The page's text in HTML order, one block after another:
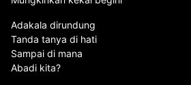
Adakala dirundung
Tanda tanya di hati
Sampai di mana
Abadi kita?